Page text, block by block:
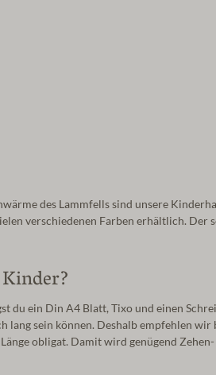
des Lammfells sind unsere
verschiedenen Farben erhältlich. Der
du ein Din A4 Blatt, Tixo und einen
lang sein können. Deshalb empfehlen wir
obligat. Damit wird genügend